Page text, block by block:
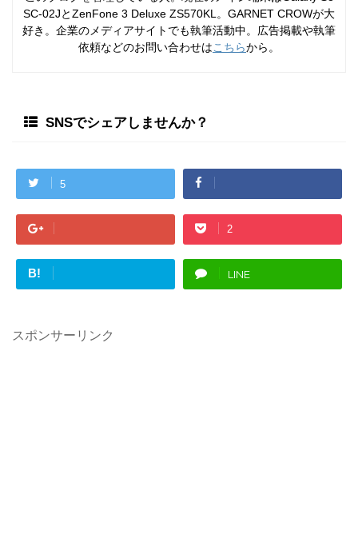
SC-02JとZenFone 3 Deluxe ZS570KL。GARNET CROWが大
好き。企業のメディアサイトでも執筆活動中。広告掲載や執筆
依頼などのお問い合わせはこちらから。
SNSでシェアしませんか？
5
2
B! LINE
スポンサーリンク